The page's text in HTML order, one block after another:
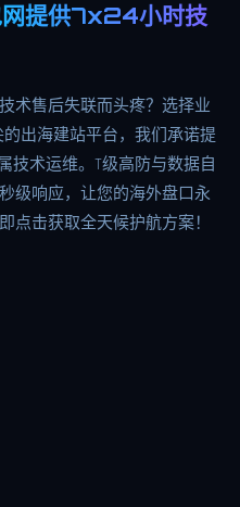
提供7x24小时技
术售后失联而头疼？选择业
出海建站平台，我们承诺提
技术运维。T级高防与数据自
级响应，让您的海外盘口永
点击获取全天候护航方案！